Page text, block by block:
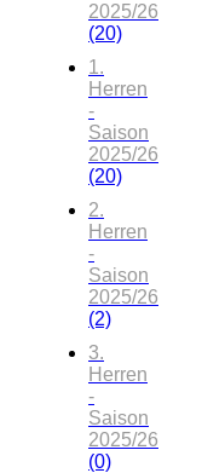
2025/26
(20)
1.
Herren
-
Saison
2025/26
(20)
2.
Herren
-
Saison
2025/26
(2)
3.
Herren
-
Saison
2025/26
(0)